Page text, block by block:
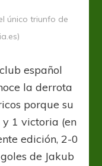
único triunfo de
español
la derrota
porque su
1 victoria (en
edición, 2-0
de Jakub